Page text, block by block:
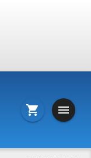
shopping_cart menu